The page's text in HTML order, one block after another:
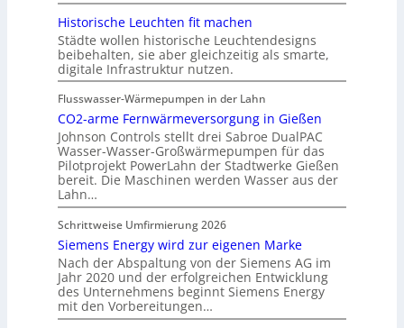
Historische Leuchten fit machen
Städte wollen historische Leuchtendesigns
beibehalten, sie aber gleichzeitig als smarte,
digitale Infrastruktur nutzen.
Flusswasser-Wärmepumpen in der Lahn
CO2-arme Fernwärmeversorgung in Gießen
Johnson Controls stellt drei Sabroe DualPAC
Wasser-Wasser-Großwärmepumpen für das
Pilotprojekt PowerLahn der Stadtwerke Gießen
bereit. Die Maschinen werden Wasser aus der
Lahn…
Schrittweise Umfirmierung 2026
Siemens Energy wird zur eigenen Marke
Nach der Abspaltung von der Siemens AG im
Jahr 2020 und der erfolgreichen Entwicklung
des Unternehmens beginnt Siemens Energy
mit den Vorbereitungen…